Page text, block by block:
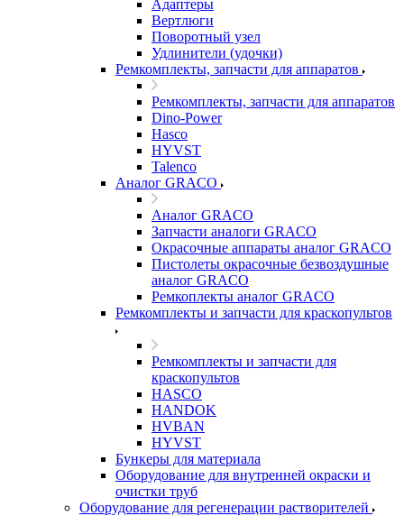
Адаптеры
Вертлюги
Поворотный узел
Удлинители (удочки)
Ремкомплекты, запчасти для аппаратов
Ремкомплекты, запчасти для аппаратов
Dino-Power
Hasco
HYVST
Talenco
Аналог GRACO
Аналог GRACO
Запчасти аналоги GRACO
Окрасочные аппараты аналог GRACO
Пистолеты окрасочные безвоздушные
аналог GRACO
Ремкоплекты аналог GRACO
Ремкомплекты и запчасти для краскопультов
Ремкомплекты и запчасти для
краскопультов
HASCO
HANDOK
HVBAN
HYVST
Бункеры для материала
Оборудование для внутренней окраски и
очистки труб
Оборудование для регенерации растворителей